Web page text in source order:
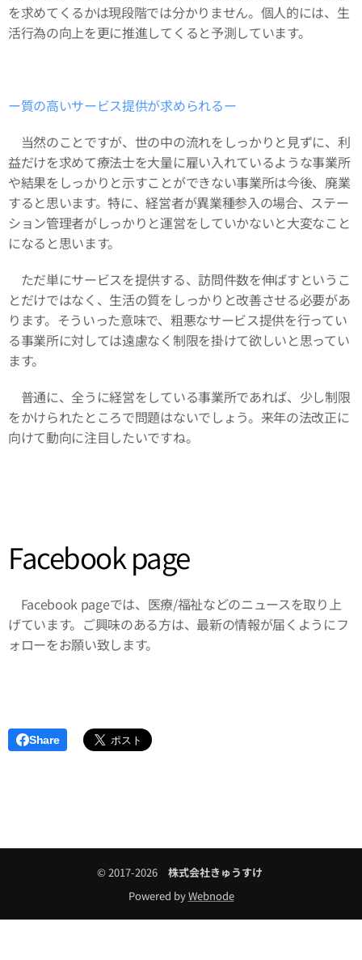
を求めてくるかは現段階では分かりません。個人的には、生
活行為の向上を更に推進してくると予測しています。
ー質の高いサービス提供が求められるー
当然のことですが、世の中の流れをしっかりと見ずに、利
益だけを求めて療法士を大量に雇い入れているような事業所
や結果をしっかりと示すことができない事業所は今後、廃業
すると思います。特に、経営者が異業種参入の場合、ステー
ション管理者がしっかりと運営をしていかないと大変なこと
になると思います。
ただ単にサービスを提供する、訪問件数を伸ばすというこ
とだけではなく、生活の質をしっかりと改善させる必要があ
ります。そういった意味で、粗悪なサービス提供を行ってい
る事業所に対しては遠慮なく制限を掛けて欲しいと思ってい
ます。
普通に、全うに経営をしている事業所であれば、少し制限
をかけられたところで問題はないでしょう。来年の法改正に
向けて動向に注目したいですね。
Facebook page
Facebook pageでは、医療/福祉などのニュースを取り上
げています。ご興味のある方は、最新の情報が届くようにフ
ォローをお願い致します。
Share
© 2017-2026 株式会社きゅうすけ
Powered byWebnode